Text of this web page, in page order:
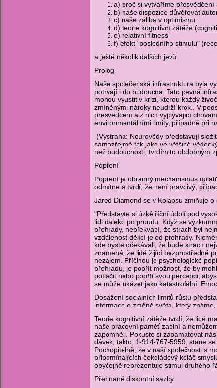
a) proč si vytváříme
b) naše dispozice důvěřovat
c) naše záliba v optimismu
d) teorie kognitivní zátěže
e) relativní fitness
f) efekt "posledního stimulu"
a ještě několik dalších jevů.
Prolog
Naše společenská infrastruktura byla
potrvají i do budoucna. Tato pevná
mohou vyústit v krizi, kterou každý
zmíněnými nároky neudrží krok.. V
přesvědčení a z nich vyplývající
environmentálními limity, případně při
(Výstraha: Neurovědy představují
samozřejmě tak jako ve většině
než budoucnosti, tvrdím to obdobným
Popření
Popření je obranný mechanismus
odmítne a tvrdí, že není pravdivý,
Jared Diamond se v Kolapsu zmiňuje
"Představte si úzké říční údolí pod
lidi daleko po proudu. Když se
přehrady, nepřekvapí, že strach byl
vzdálenost dělící je od přehrady.
kde byste očekávali, že bude strach
znamená, že lidé žijící bezprostředně
nezájem. Příčinou je psychologické
přehradu, je popřít možnost, že by
potlačit nebo popřít svou percepci,
se může ukázet jako katastrofální.
Dosažení sociálních limitů růstu
informace o změně světa, který
Teorie kognitivní zátěže tvrdí, že lidé
naše pracovní paměť zaplní a
zapomněli. Pokuste si zapamatovat
dávek, takto: 1-914-767-5959, stane
Pochopitelně, že v naší společnosti s
připomínajících čokoládový koláč
obyčejně reprezentuje stimul druhého
Přehnané diskontní sazby